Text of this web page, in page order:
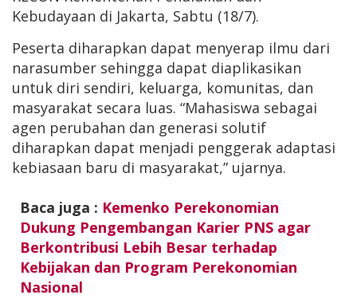
Kebudayaan di Jakarta, Sabtu (18/7).
Peserta diharapkan dapat menyerap ilmu dari
narasumber sehingga dapat diaplikasikan
untuk diri sendiri, keluarga, komunitas, dan
masyarakat secara luas. “Mahasiswa sebagai
agen perubahan dan generasi solutif
diharapkan dapat menjadi penggerak adaptasi
kebiasaan baru di masyarakat,” ujarnya.
Baca juga : Kemenko Perekonomian
Dukung Pengembangan Karier PNS agar
Berkontribusi Lebih Besar terhadap
Kebijakan dan Program Perekonomian
Nasional